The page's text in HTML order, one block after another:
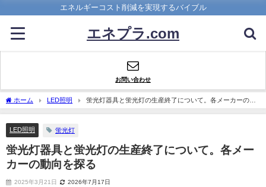
エネルギーコスト削減を実現するバイブル
エネプラ.com
お問い合わせ
ホーム LED照明
蛍光灯器具と蛍光灯の生産終了について。各メーカーの動
向を探る
LED照明 蛍光灯
蛍光灯器具と蛍光灯の生産終了について。各メー
カーの動向を探る
2025年3月21日 2026年7月17日